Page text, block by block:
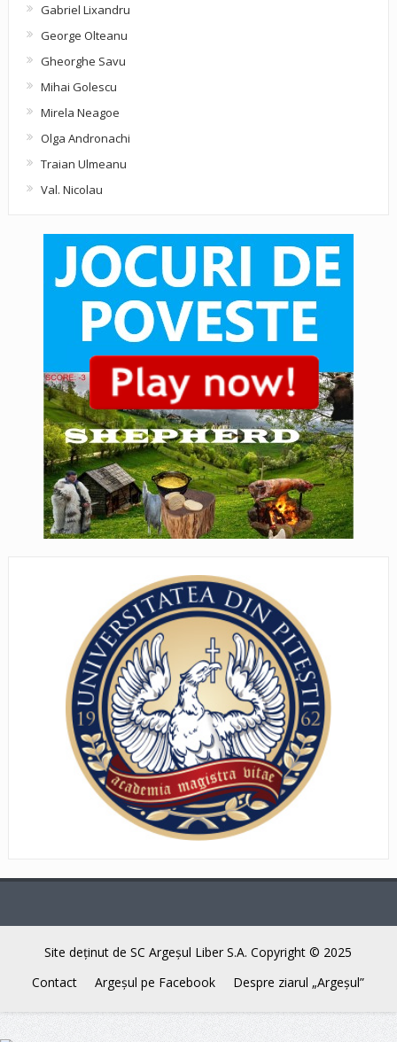
Gabriel Lixandru
George Olteanu
Gheorghe Savu
Mihai Golescu
Mirela Neagoe
Olga Andronachi
Traian Ulmeanu
Val. Nicolau
Site deţinut de SC Argeşul Liber S.A. Copyright © 2025
Contact
Argeşul pe Facebook Despre ziarul „Argeşul”